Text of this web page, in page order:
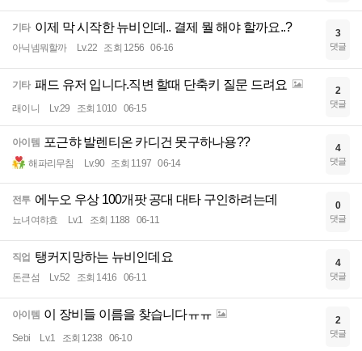
기타 이제 막 시작한 뉴비인데.. 결제 뭘 해야 할까요..?
아닉넴뭐할까 Lv.22 조회 1256 06-16
3
댓글
기타 패드 유저 입니다.직변 할때 단축키 질문 드려요
래이니 Lv.29 조회 1010 06-15
2
댓글
아이템 포근햐 발렌티온 카디건 못구하나용??
해파리무침 Lv.90 조회 1197 06-14
4
댓글
전투 에누오 우상 100개팟 공대 대타 구인하려는데
뇨녀여햐효 Lv.1 조회 1188 06-11
0
댓글
직업 탱커지망하는 뉴비인데요
돈큰섬 Lv.52 조회 1416 06-11
4
댓글
아이템 이 장비들 이름을 찾습니다ㅠㅠ
Sebi Lv.1 조회 1238 06-10
2
댓글